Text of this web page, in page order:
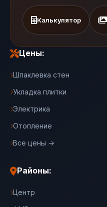
Калькулятор
Цены:
Шпаклевка стен
Укладка плитки
Электрика
Отопление
Все цены →
Районы:
Центр